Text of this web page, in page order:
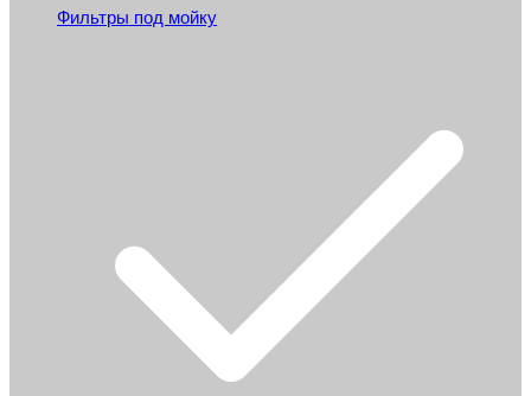
Фильтры под мойку